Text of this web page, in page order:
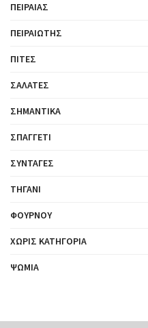
ΠΕΙΡΑΙΆΣ
ΠΕΙΡΑΙΏΤΗΣ
ΠΊΤΕΣ
ΣΑΛΆΤΕΣ
ΣΗΜΑΝΤΙΚΆ
ΣΠΑΓΓΈΤΙ
ΣΥΝΤΑΓΈΣ
ΤΗΓΆΝΙ
ΦΟΎΡΝΟΥ
ΧΩΡΊΣ ΚΑΤΗΓΟΡΊΑ
ΨΩΜΙΆ